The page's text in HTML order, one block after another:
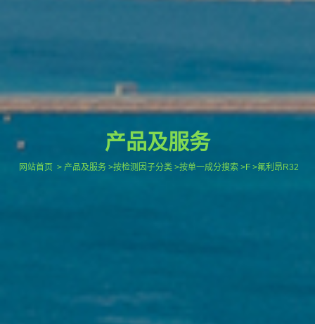
产品及服务
网站首页 > 产品及服务 >按检测因子分类 >按单一成分搜索 >F >氟利昂R32